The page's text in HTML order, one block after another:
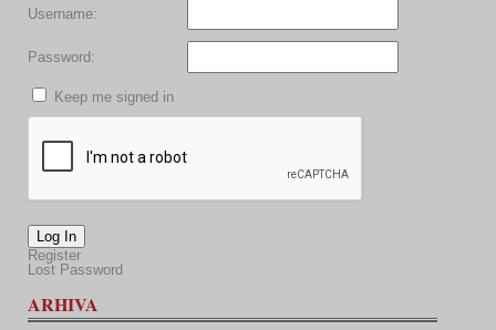
Username:
Password:
Keep me signed in
Log In
Register
Lost Password
ARHIVA